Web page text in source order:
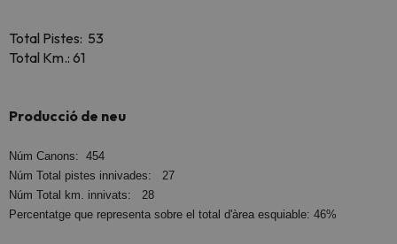
Total Pistes: 53
Total Km.: 61
Producció de neu
Núm Canons: 454
Núm Total pistes innivades: 27
Núm Total km. innivats: 28
Percentatge que representa sobre el total d'àrea esquiable: 46%